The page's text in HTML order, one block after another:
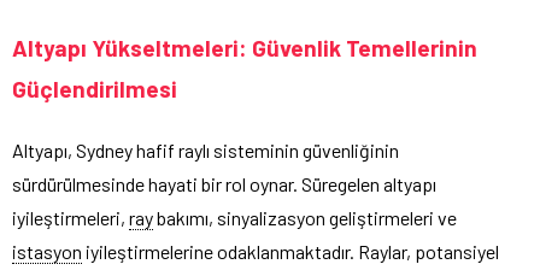
Altyapı Yükseltmeleri: Güvenlik Temellerinin
Güçlendirilmesi
Altyapı, Sydney hafif raylı sisteminin güvenliğinin
sürdürülmesinde hayati bir rol oynar. Süregelen altyapı
iyileştirmeleri, raybakımı, sinyalizasyon geliştirmeleri ve
istasyon iyileştirmelerine odaklanmaktadır. Raylar, potansiyel